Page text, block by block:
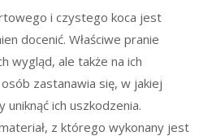
i czystego koca jest
docenić. Właściwe pranie
wygląd, ale także na ich
zastanawia się, w jakiej
ich uszkodzenia.
z którego wykonany jest